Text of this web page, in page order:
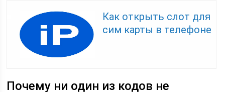
Как открыть слот для
сим карты в телефоне
Почему ни один из кодов не